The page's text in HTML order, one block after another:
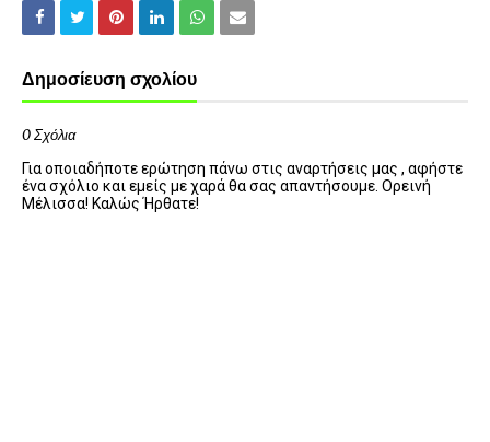
Δημοσίευση σχολίου
0 Σχόλια
Για οποιαδήποτε ερώτηση πάνω στις αναρτήσεις μας , αφήστε
ένα σχόλιο και εμείς με χαρά θα σας απαντήσουμε. Ορεινή
Μέλισσα! Καλώς Ήρθατε!